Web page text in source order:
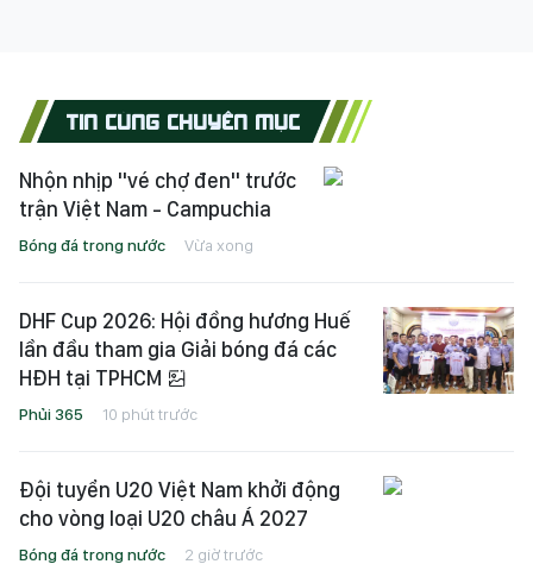
TIN CÙNG CHUYÊN MỤC
Nhộn nhịp "vé chợ đen" trước
trận Việt Nam - Campuchia
Bóng đá trong nước Vừa xong
DHF Cup 2026: Hội đồng hương Huế
lần đầu tham gia Giải bóng đá các
HĐH tại TPHCM
Phủi 365 10 phút trước
Đội tuyển U20 Việt Nam khởi động
cho vòng loại U20 châu Á 2027
Bóng đá trong nước 2 giờ trước